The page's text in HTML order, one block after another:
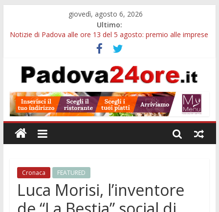
giovedì, agosto 6, 2026
Ultimo:
Notizie di Padova alle ore 13 del 5 agosto: premio alle imprese
Notizie di Padova alle ore 21: SIT torna all’utile, crescono le
auto nuove e concorsi comunali
Transizione 4.0, più tempo alle imprese del Padovano:
Quando le dimissioni non fanno perdere la NASpI: le tutele
previste nei casi di violenza di genere
Malattie neurodegenerative, uno studio dell’Università di
Padova parte dall’infiammazione intestinale
Cronaca FEATURED
Luca Morisi, l’inventore